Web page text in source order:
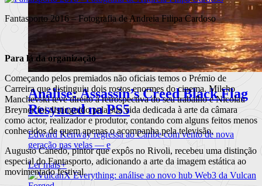
Análise: Assassin’s Creed Black Flag
Resynced na PS5
Edward Kenway regressa ao Caribe com vento de nova
geração nas velas — e
Ler mais+
Fantasporto 2016 – Fotografia de Andreia Filipa Cardoso
Para lá da organização
Começando pelos premiados não oficiais temos o Prémio de
Carreira que distinguiu dois rostos enormes do cinema. Milcho
Manchevski teve direito à retrospectiva do seu trabalho e Nicolau
Breyner foi distinguido pela sua vida dedicada à arte da câmara
como actor, realizador e produtor, contando com alguns feitos menos
conhecidos de quem apenas o acompanha pela televisão.
Augusto Canedo, pintor que expôs no Rivoli, recebeu uma distinção
especial do Fantasporto, adicionando a arte da imagem estática ao
movimentado festival.